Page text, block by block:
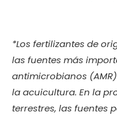
*Los fertilizantes de
las fuentes más
antimicrobianos
la acuicultura. En la
terrestres, las fuentes